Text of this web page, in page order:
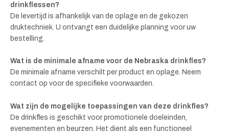
drinkflessen?
De levertijd is afhankelijk van de oplage en de gekozen
druktechniek. U ontvangt een duidelijke planning voor uw
bestelling.
Wat is de minimale afname voor de Nebraska drinkfles?
De minimale afname verschilt per product en oplage. Neem
contact op voor de specifieke voorwaarden.
Wat zijn de mogelijke toepassingen van deze drinkfles?
De drinkfles is geschikt voor promotionele doeleinden,
evenementen en beurzen. Het dient als een functioneel